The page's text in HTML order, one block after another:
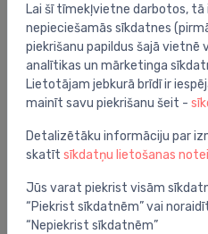
Preces apraksts
vārsta gumijas lode
Lai šī tīmekļvietne darbotos,
nepieciešamās sīkdatnes
piekrišanu papildus šajā
analītikas un mārketinga
Lietotājam jebkurā brīdī ir
mainīt savu piekrišanu šeit -
Detalizētāku informāciju par
skatīt sīkdatņu lietošanas
Jūs varat piekrist visām
“Piekrist sīkdatnēm” vai
“Nepiekrist sīkdatnēm”